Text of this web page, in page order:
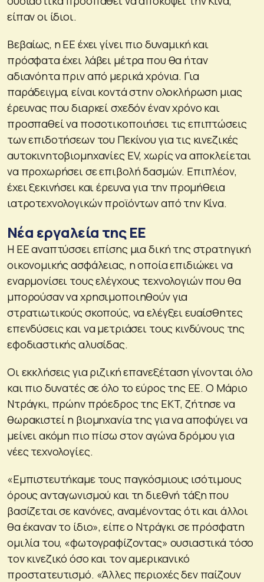
είπαν οι ίδιοι.
Βεβαίως, η ΕΕ έχει γίνει πιο δυναμική και
πρόσφατα έχει λάβει μέτρα που θα ήταν
αδιανόητα πριν από μερικά χρόνια. Για
παράδειγμα, είναι κοντά στην ολοκλήρωση μιας
έρευνας που διαρκεί σχεδόν έναν χρόνο και
προσπαθεί να ποσοτικοποιήσει τις επιπτώσεις
των επιδοτήσεων του Πεκίνου για τις κινεζικές
αυτοκινητοβιομηχανίες EV, χωρίς να αποκλείεται
να προχωρήσει σε επιβολή δασμών. Επιπλέον,
έχει ξεκινήσει και έρευνα για την προμήθεια
ιατροτεχνολογικών προϊόντων από την Κίνα.
Νέα εργαλεία της ΕΕ
Η ΕΕ αναπτύσσει επίσης μια δική της στρατηγική
οικονομικής ασφάλειας, η οποία επιδιώκει να
εναρμονίσει τους ελέγχους τεχνολογιών που θα
μπορούσαν να χρησιμοποιηθούν για
στρατιωτικούς σκοπούς, να ελέγξει ευαίσθητες
επενδύσεις και να μετριάσει τους κινδύνους της
εφοδιαστικής αλυσίδας.
Οι εκκλήσεις για ριζική επανεξέταση γίνονται όλο
και πιο δυνατές σε όλο το εύρος της ΕΕ. Ο Μάριο
Ντράγκι, πρώην πρόεδρος της ΕΚΤ, ζήτησε να
θωρακιστεί η βιομηχανία της για να αποφύγει να
μείνει ακόμη πιο πίσω στον αγώνα δρόμου για
νέες τεχνολογίες.
«Εμπιστευτήκαμε τους παγκόσμιους ισότιμους
όρους ανταγωνισμού και τη διεθνή τάξη που
βασίζεται σε κανόνες, αναμένοντας ότι και άλλοι
θα έκαναν το ίδιο», είπε ο Ντράγκι σε πρόσφατη
ομιλία του, «φωτογραφίζοντας» ουσιαστικά τόσο
τον κινεζικό όσο και τον αμερικανικό
προστατευτισμό. «Άλλες περιοχές δεν παίζουν